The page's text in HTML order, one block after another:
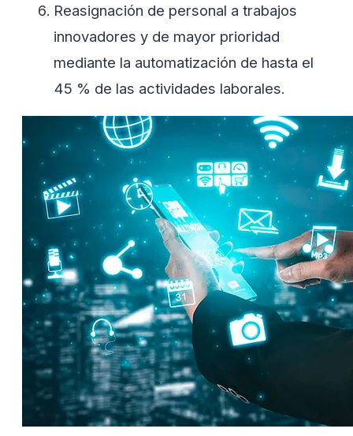
Reasignación de personal a trabajos
innovadores y de mayor prioridad
mediante la automatización de hasta el
45 % de las actividades laborales.